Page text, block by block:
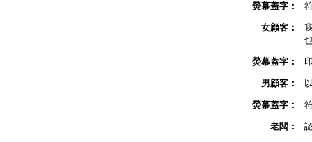
熒幕蓋字：
女顧客：
熒幕蓋字：
男顧客：
熒幕蓋字：
老闆：